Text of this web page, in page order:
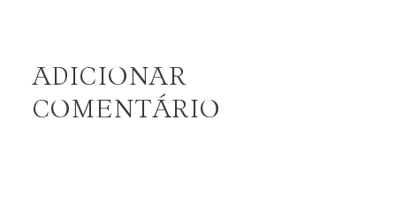
ADICIONAR
COMENTÁRIO